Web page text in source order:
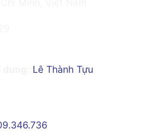
Lê Thành Tựu